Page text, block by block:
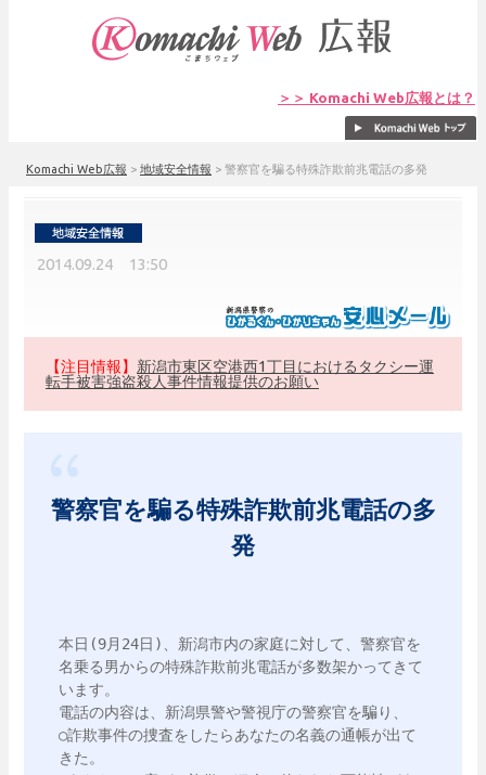
＞＞ Komachi Web広報とは？
Komachi Web広報 > 地域安全情報 > 警察官を騙る特殊詐欺前兆電話の多発
2014.09.24 13:50
【注目情報】 新潟市東区空港西1丁目におけるタクシー運
転手被害強盗殺人事件情報提供のお願い
警察官を騙る特殊詐欺前兆電話の多
発
本日(9月24日)、新潟市内の家庭に対して、警察官を
名乗る男からの特殊詐欺前兆電話が多数架かってきて
います。
電話の内容は、新潟県警や警視庁の警察官を騙り、
○詐欺事件の捜査をしたらあなたの名義の通帳が出て
きた。